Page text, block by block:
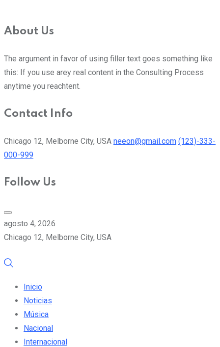
About Us
The argument in favor of using filler text goes something like
this: If you use arey real content in the Consulting Process
anytime you reachtent.
Contact Info
Chicago 12, Melborne City, USA neeon@gmail.com (123)-333-
000-999
Follow Us
agosto 4, 2026
Chicago 12, Melborne City, USA
Inicio
Noticias
Música
Nacional
Internacional